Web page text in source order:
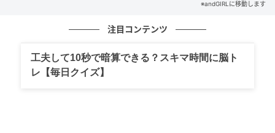
※andGIRLに移動します
注目コンテンツ
工夫して10秒で暗算できる？スキマ時間に脳ト
レ【毎日クイズ】